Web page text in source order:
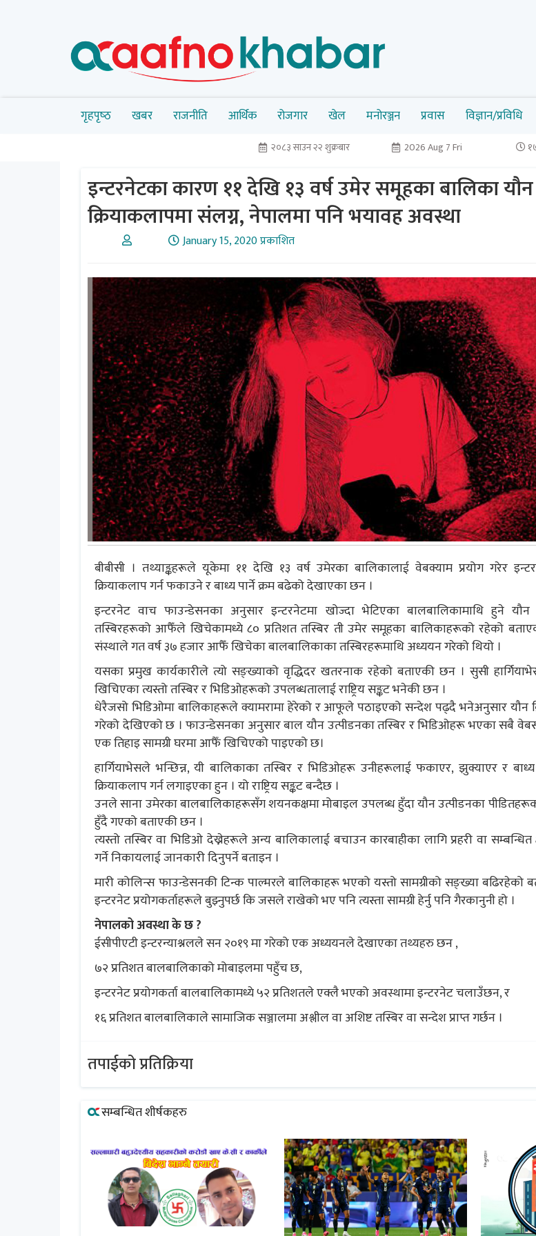
गृहपृष्‍ठ खबर राजनीति आर्थिक रोजगार खेल मनोरञ्जन प्रवास विज्ञान/प्रविधि
२०८३ साउन २२ शुक्रबार 2026 Aug 7 Fri
इन्टरनेटका कारण ११ देखि १३ वर्ष उमेर समूहका बालिका यौन
क्रियाकलापमा संलग्न, नेपालमा पनि भयावह अवस्था
January 15, 2020 प्रकाशित
बीबीसी । तथ्याङ्कहरूले यूकेमा ११ देखि १३ वर्ष उमेरका बालिकालाई वेबक्याम प्रयोग गरेर
क्रियाकलाप गर्न फकाउने र बाध्य पार्ने क्रम बढेको देखाएका छन ।
इन्टरनेट वाच फाउन्डेसनका अनुसार इन्टरनेटमा खोज्दा भेटिएका बालबालिकामाथि हुने यौन
तस्बिरहरूको आफैँले खिचेकामध्ये ८० प्रतिशत तस्बिर ती उमेर समूहका बालिकाहरूको रहेको
संस्थाले गत वर्ष ३७ हजार आफैँ खिचेका बालबालिकाका तस्बिरहरूमाथि अध्ययन गरेको थियो ।
यसका प्रमुख कार्यकारीले त्यो सङ्ख्याको वृद्धिदर खतरनाक रहेको बताएकी छन । सुसी
खिचिएका त्यस्तो तस्बिर र भिडिओहरूको उपलब्धतालाई राष्ट्रिय सङ्कट भनेकी छन ।
धेरैजसो भिडिओमा बालिकाहरूले क्यामरामा हेरेको र आफूले पठाइएको सन्देश पढ्दै भनेअनुसार यौन
गरेको देखिएको छ । फाउन्डेसनका अनुसार बाल यौन उत्पीडनका तस्बिर र भिडिओहरू भएका सबै
एक तिहाइ सामग्री घरमा आफैँ खिचिएको पाइएको छ।
हार्गियाभेसले भन्छिन्न, यी बालिकाका तस्बिर र भिडिओहरू उनीहरूलाई फकाएर, झुक्याएर र
क्रियाकलाप गर्न लगाइएका हुन । यो राष्ट्रिय सङ्कट बन्दैछ ।
उनले साना उमेरका बालबालिकाहरूसँग शयनकक्षमा मोबाइल उपलब्ध हुँदा यौन उत्पीडनका
हुँदै गएको बताएकी छन ।
त्यस्तो तस्बिर वा भिडिओ देख्नेहरूले अन्य बालिकालाई बचाउन कारबाहीका लागि प्रहरी वा सम्बन्धित
गर्ने निकायलाई जानकारी दिनुपर्ने बताइन ।
मारी कोलिन्स फाउन्डेसनकी टिन्क पाल्मरले बालिकाहरू भएको यस्तो सामग्रीको सङ्ख्या बढिरहेको
इन्टरनेट प्रयोगकर्ताहरूले बुझ्नुपर्छ कि जसले राखेको भए पनि त्यस्ता सामग्री हेर्नु पनि गैरकानुनी हो ।
नेपालको अवस्था के छ ?
ईसीपीएटी इन्टरन्याश्नलले सन २०१९ मा गरेको एक अध्ययनले देखाएका तथ्यहरु छन ,
७२ प्रतिशत बालबालिकाको मोबाइलमा पहुँच छ,
इन्टरनेट प्रयोगकर्ता बालबालिकामध्ये ५२ प्रतिशतले एक्लै भएको अवस्थामा इन्टरनेट चलाउँछन, र
१६ प्रतिशत बालबालिकाले सामाजिक सञ्जालमा अश्लील वा अशिष्ट तस्बिर वा सन्देश प्राप्त गर्छन ।
तपाईको प्रतिक्रिया
सम्बन्धित शीर्षकहरु